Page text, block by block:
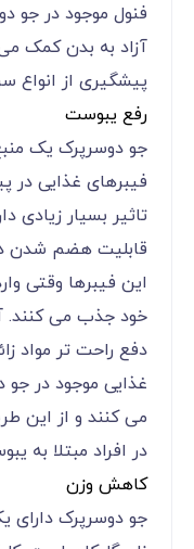
فنول موجود در جو
آزاد به بدن کمک
پیشگیری از انواع
رفع یبوست
جو دوسرپرک یک
فیبرهای غذایی در
تاثیر بسیار زیادی
قابلیت هضم شدن
این فیبرها وقتی
خود جذب می کنند.
دفع راحت تر مواد
غذایی موجود در جو
می کنند و از این
در افراد مبتلا به
کاهش وزن
جو دوسرپرک دارای